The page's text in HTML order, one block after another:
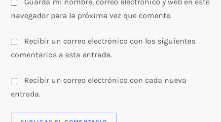
navegador para la próxima vez que comente.
Recibir un correo electrónico con los siguientes
comentarios a esta entrada.
Recibir un correo electrónico con cada nueva
entrada.